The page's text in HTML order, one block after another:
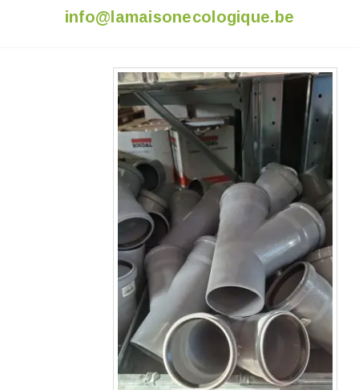
info@lamaisonecologique.be